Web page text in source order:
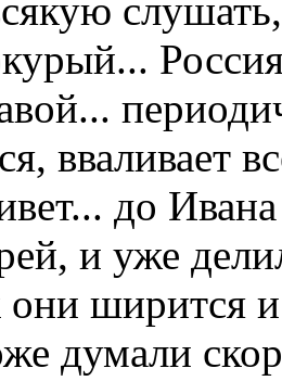
вваливает
до
и уже
они ширится
думали